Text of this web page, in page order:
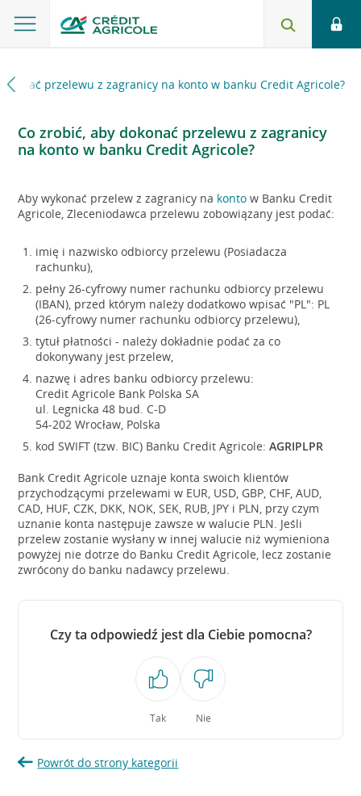
przelewu z zagranicy na konto w banku Credit Agricole?
Co zrobić, aby dokonać przelewu z zagranicy
na konto w banku Credit Agricole?
Aby wykonać przelew z zagranicy na konto w Banku Credit
Agricole, Zleceniodawca przelewu zobowiązany jest podać:
imię i nazwisko odbiorcy przelewu (Posiadacza
rachunku),
pełny 26-cyfrowy numer rachunku odbiorcy przelewu
(IBAN), przed którym należy dodatkowo wpisać "PL": PL
(26-cyfrowy numer rachunku odbiorcy przelewu),
tytuł płatności - należy dokładnie podać za co
dokonywany jest przelew,
nazwę i adres banku odbiorcy przelewu:
Credit Agricole Bank Polska SA
ul. Legnicka 48 bud. C-D
54-202 Wrocław, Polska
kod SWIFT (tzw. BIC) Banku Credit Agricole:AGRIPLPR
Bank Credit Agricole uznaje konta swoich klientów
przychodzącymi przelewami w EUR, USD, GBP, CHF, AUD,
CAD, HUF, CZK, DKK, NOK, SEK, RUB, JPY i PLN, przy czym
uznanie konta następuje zawsze w walucie PLN. Jeśli
przelew zostanie wysłany w innej walucie niż wymieniona
powyżej nie dotrze do Banku Credit Agricole, lecz zostanie
zwrócony do banku nadawcy przelewu.
Czy ta odpowiedź jest dla Ciebie pomocna?
Tak Nie
Powrót do strony kategorii